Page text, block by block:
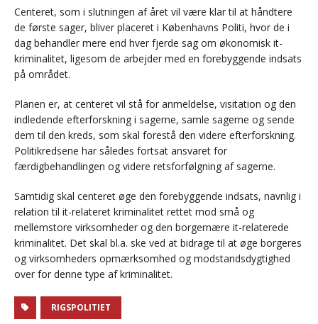
Centeret, som i slutningen af året vil være klar til at håndtere
de første sager, bliver placeret i Københavns Politi, hvor de i
dag behandler mere end hver fjerde sag om økonomisk it-
kriminalitet, ligesom de arbejder med en forebyggende indsats
på området.
Planen er, at centeret vil stå for anmeldelse, visitation og den
indledende efterforskning i sagerne, samle sagerne og sende
dem til den kreds, som skal forestå den videre efterforskning.
Politikredsene har således fortsat ansvaret for
færdigbehandlingen og videre retsforfølgning af sagerne.
Samtidig skal centeret øge den forebyggende indsats, navnlig i
relation til it-relateret kriminalitet rettet mod små og
mellemstore virksomheder og den borgernære it-relaterede
kriminalitet. Det skal bl.a. ske ved at bidrage til at øge borgeres
og virksomheders opmærksomhed og modstandsdygtighed
over for denne type af kriminalitet.
RIGSPOLITIET